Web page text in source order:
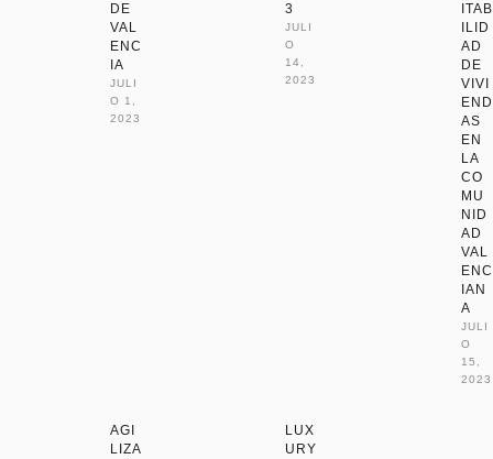
DE
VAL
ENC
IA
JULI
O 1,
2023
3
JULI
O
14,
2023
ITAB
ILID
AD
DE
VIVI
END
AS
EN
LA
CO
MU
NID
AD
VAL
ENC
IAN
A
JULI
O
15,
2023
AGI
LIZA
LUX
URY